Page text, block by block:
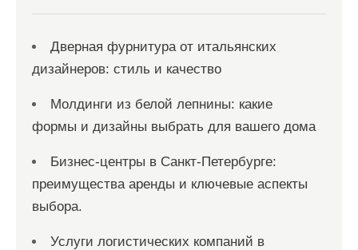
Дверная фурнитура от итальянских
дизайнеров: стиль и качество
Молдинги из белой лепнины: какие
формы и дизайны выбрать для вашего дома
Бизнес-центры в Санкт-Петербурге:
преимущества аренды и ключевые аспекты
выбора.
Услуги логистических компаний в